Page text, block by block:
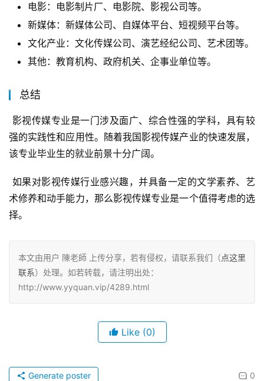
电影：电影制片厂、电影院、影视公司等。
新媒体：新媒体公司、自媒体平台、短视频平台等。
文化产业：文化传媒公司、演艺经纪公司、艺术团等。
其他：教育机构、政府机关、企事业单位等。
总结
强的实践性和应用性。随着我国影视传媒产业的快速发展，
该专业毕业生的就业前景十分广阔。
术修养和动手能力，那么影视传媒专业是一个值得考虑的选
择。
本文由用户 陳老師 上传分享，若有侵权，请联系我们（点这里
联系）处理。如若转载，请注明出处：
http://www.yyquan.vip/4289.html
Like (0)
0
Generate poster